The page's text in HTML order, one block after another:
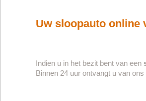
Uw sloopauto online
Indien u in het bezit bent van een
Binnen 24 uur ontvangt u van ons